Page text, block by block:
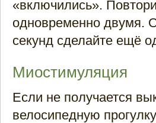
«включились».
одновременно двумя.
секунд сделайте ещё
Миостимуляция
Если не получается
велосипедную